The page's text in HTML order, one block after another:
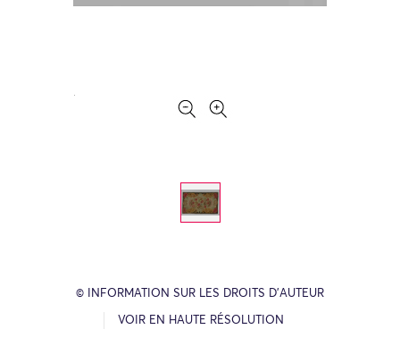
© INFORMATION SUR LES DROITS D’AUTEUR
VOIR EN HAUTE RÉSOLUTION